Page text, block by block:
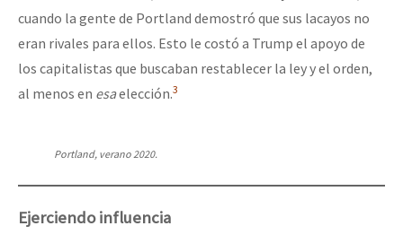
cuando la gente de Portland demostró que sus lacayos no
eran rivales para ellos. Esto le costó a Trump el apoyo de
los capitalistas que buscaban restablecer la ley y el orden,
al menos en esaelección.3
Portland, verano 2020.
Ejerciendo influencia